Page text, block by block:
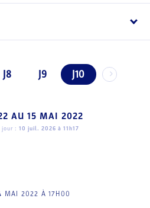
J8 J9 J10
AU 15 MAI 2022
jour : 10 juil. 2026 à 11h17
MAI 2022 À 17H00